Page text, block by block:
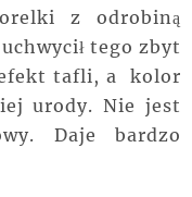
z odrobiną
tego zbyt
efekt tafli, a kolor
urody. Nie jest
Daje bardzo